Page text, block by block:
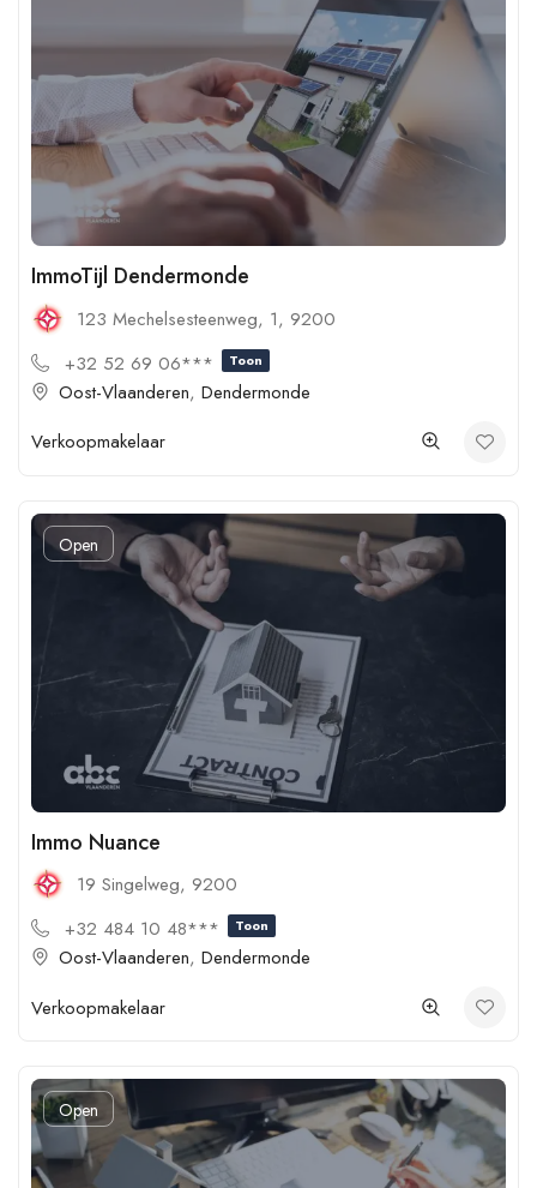
ImmoTijl Dendermonde
123 Mechelsesteenweg, 1, 9200
+32 52 69 06***
Toon
Oost-Vlaanderen, Dendermonde
Verkoopmakelaar
Open
Immo Nuance
19 Singelweg, 9200
+32 484 10 48***
Toon
Oost-Vlaanderen, Dendermonde
Verkoopmakelaar
Open